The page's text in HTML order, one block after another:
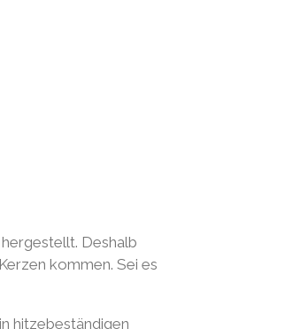
Deshalb
kommen. Sei es
hitzebeständigen